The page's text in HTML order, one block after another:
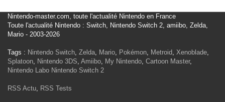
Nintendo-master.com, toute l'actualité Nintendo en France
Toute l'actualité Nintendo : Switch, Nintendo Switch 2, amiibo, Zelda,
Mario - 2003-2026
Tags : Nintendo Switch, Zelda, Mario, Pokémon, Metroid, Xenoblade,
Splatoon, Nintendo 3DS, Amiibo, My Nintendo, Cartoon Master,
Nintendo Labo Nintendo Switch 2
RSS Actu, RSS Tests